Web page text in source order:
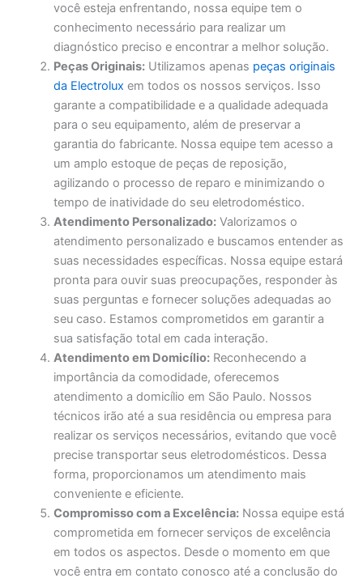
você esteja enfrentando, nossa equipe tem o
conhecimento necessário para realizar um
diagnóstico preciso e encontrar a melhor solução.
Peças Originais: Utilizamos apenas peças originais
da Electrolux em todos os nossos serviços. Isso
garante a compatibilidade e a qualidade adequada
para o seu equipamento, além de preservar a
garantia do fabricante. Nossa equipe tem acesso a
um amplo estoque de peças de reposição,
agilizando o processo de reparo e minimizando o
tempo de inatividade do seu eletrodoméstico.
Atendimento Personalizado: Valorizamos o
atendimento personalizado e buscamos entender as
suas necessidades específicas. Nossa equipe estará
pronta para ouvir suas preocupações, responder às
suas perguntas e fornecer soluções adequadas ao
seu caso. Estamos comprometidos em garantir a
sua satisfação total em cada interação.
Atendimento em Domicílio: Reconhecendo a
importância da comodidade, oferecemos
atendimento a domicílio em São Paulo. Nossos
técnicos irão até a sua residência ou empresa para
realizar os serviços necessários, evitando que você
precise transportar seus eletrodomésticos. Dessa
forma, proporcionamos um atendimento mais
conveniente e eficiente.
Compromisso com a Excelência: Nossa equipe está
comprometida em fornecer serviços de excelência
em todos os aspectos. Desde o momento em que
você entra em contato conosco até a conclusão do